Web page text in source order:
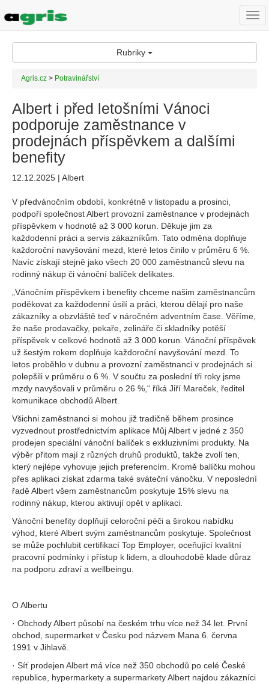
Rubriky
Agris.cz > Potravinářství
Albert i před letošními Vánoci
podporuje zaměstnance v
prodejnách příspěvkem a dalšími
benefity
12.12.2025 | Albert
V předvánočním období, konkrétně v listopadu a prosinci,
podpoří společnost Albert provozní zaměstnance v prodejnách
příspěvkem v hodnotě až 3 000 korun. Děkuje jim za
každodenní práci a servis zákazníkům. Tato odměna doplňuje
každoroční navyšování mezd, které letos činilo v průměru 6 %.
Navíc získají stejně jako všech 20 000 zaměstnanců slevu na
rodinný nákup či vánoční balíček delikates.
„Vánočním příspěvkem i benefity chceme našim zaměstnancům
poděkovat za každodenní úsilí a práci, kterou dělají pro naše
zákazníky a obzvláště teď v náročném adventním čase. Věříme,
že naše prodavačky, pekaře, zelináře či skladníky potěší
příspěvek v celkové hodnotě až 3 000 korun. Vánoční příspěvek
už šestým rokem doplňuje každoroční navyšování mezd. To
letos proběhlo v dubnu a provozní zaměstnanci v prodejnách si
polepšili v průměru o 6 %. V součtu za poslední tři roky jsme
mzdy navyšovali v průměru o 26 %,“ říká Jiří Mareček, ředitel
komunikace obchodů Albert.
Všichni zaměstnanci si mohou již tradičně během prosince
vyzvednout prostřednictvím aplikace Můj Albert v jedné z 350
prodejen speciální vánoční balíček s exkluzivními produkty. Na
výběr přitom mají z různých druhů produktů, takže zvolí ten,
který nejlépe vyhovuje jejich preferencím. Kromě balíčku mohou
přes aplikaci získat zdarma také sváteční vánočku. V neposlední
řadě Albert všem zaměstnancům poskytuje 15% slevu na
rodinný nákup, kterou aktivují opět v aplikaci.
Vánoční benefity doplňují celoroční péči a širokou nabídku
výhod, které Albert svým zaměstnancům poskytuje. Společnost
se může pochlubit certifikací Top Employer, oceňující kvalitní
pracovní podmínky i přístup k lidem, a dlouhodobě klade důraz
na podporu zdraví a wellbeingu.
O Albertu
· Obchody Albert působí na českém trhu více než 34 let. První
obchod, supermarket v Česku pod názvem Mana 6. června
1991 v Jihlavě.
· Síť prodejen Albert má více než 350 obchodů po celé České
republice, hypermarkety a supermarkety Albert najdou zákazníci